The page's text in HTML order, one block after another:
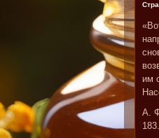
им
А.
183.